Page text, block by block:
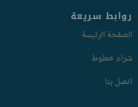
روابط سريعة
الصفحة الرئيسة
شراء خطوط
اتصل بنا